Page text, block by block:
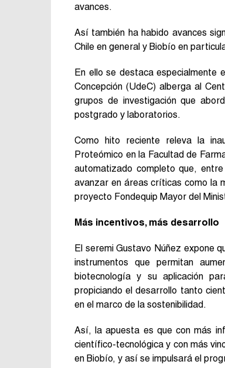
avances.
Así también ha habido avances
Chile en general y Biobío en
En ello se destaca especialmente
Concepción (UdeC) alberga al
grupos de investigación que
postgrado y laboratorios.
Como hito reciente releva la
Proteómico en la Facultad de
automatizado completo que,
avanzar en áreas críticas como la
proyecto Fondequip Mayor del
Más incentivos, más desarrollo
El seremi Gustavo Núñez expone
instrumentos que permitan
biotecnología y su aplicación
propiciando el desarrollo tanto
en el marco de la sostenibilidad.
Así, la apuesta es que con más
científico-tecnológica y con más
en Biobío, y así se impulsará el